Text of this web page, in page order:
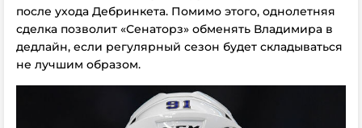
после ухода Дебринкета. Помимо этого, однолетняя
сделка позволит «Сенаторз» обменять Владимира в
дедлайн, если регулярный сезон будет складываться
не лучшим образом.